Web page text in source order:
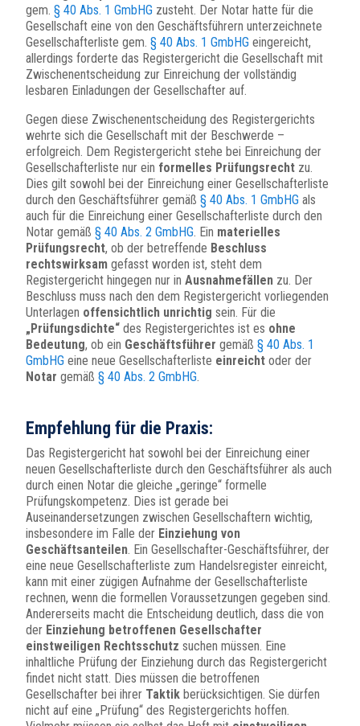
gem. § 40 Abs. 1 GmbHG zusteht. Der Notar hatte für die
Gesellschaft eine von den Geschäftsführern unterzeichnete
Gesellschafterliste gem. § 40 Abs. 1 GmbHG eingereicht,
allerdings forderte das Registergericht die Gesellschaft mit
Zwischenentscheidung zur Einreichung der vollständig
lesbaren Einladungen der Gesellschafter auf.
Gegen diese Zwischenentscheidung des Registergerichts
wehrte sich die Gesellschaft mit der Beschwerde –
erfolgreich. Dem Registergericht stehe bei Einreichung der
Gesellschafterliste nur ein formelles Prüfungsrecht zu.
Dies gilt sowohl bei der Einreichung einer Gesellschafterliste
durch den Geschäftsführer gemäß § 40 Abs. 1 GmbHG als
auch für die Einreichung einer Gesellschafterliste durch den
Notar gemäß § 40 Abs. 2 GmbHG. Ein materielles
Prüfungsrecht, ob der betreffende Beschluss
rechtswirksam gefasst worden ist, steht dem
Registergericht hingegen nur in Ausnahmefällen zu. Der
Beschluss muss nach den dem Registergericht vorliegenden
Unterlagen offensichtlich unrichtig sein. Für die
„Prüfungsdichte“ des Registergerichtes ist es ohne
Bedeutung, ob ein Geschäftsführer gemäß § 40 Abs. 1
GmbHG eine neue Gesellschafterliste einreicht oder der
Notar gemäß § 40 Abs. 2 GmbHG.
Empfehlung für die Praxis:
Das Registergericht hat sowohl bei der Einreichung einer
neuen Gesellschafterliste durch den Geschäftsführer als auch
durch einen Notar die gleiche „geringe“ formelle
Prüfungskompetenz. Dies ist gerade bei
Auseinandersetzungen zwischen Gesellschaftern wichtig,
insbesondere im Falle der Einziehung von
Geschäftsanteilen. Ein Gesellschafter-Geschäftsführer, der
eine neue Gesellschafterliste zum Handelsregister einreicht,
kann mit einer zügigen Aufnahme der Gesellschafterliste
rechnen, wenn die formellen Voraussetzungen gegeben sind.
Andererseits macht die Entscheidung deutlich, dass die von
der Einziehung betroffenen Gesellschafter
einstweiligen Rechtsschutz suchen müssen. Eine
inhaltliche Prüfung der Einziehung durch das Registergericht
findet nicht statt. Dies müssen die betroffenen
Gesellschafter bei ihrer Taktik berücksichtigen. Sie dürfen
nicht auf eine „Prüfung“ des Registergerichts hoffen.